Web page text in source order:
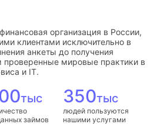
организация в России,
клиентами исключительно в
анкеты до получения
мировые практики в
и IT.
тыс
займов
350тыс
людей пользуются
нашими услугами